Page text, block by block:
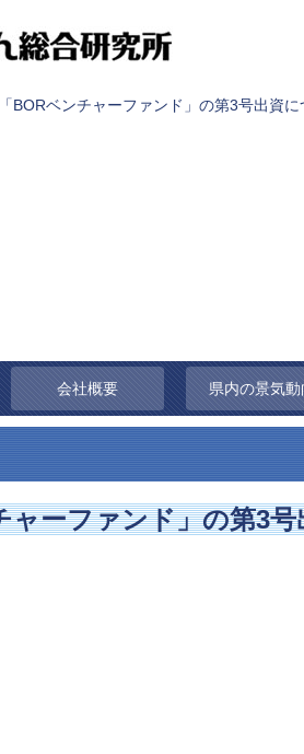
「BORベンチャーファンド」の第3号出資
会社概要 県内の景気動
ャーファンド」の第3